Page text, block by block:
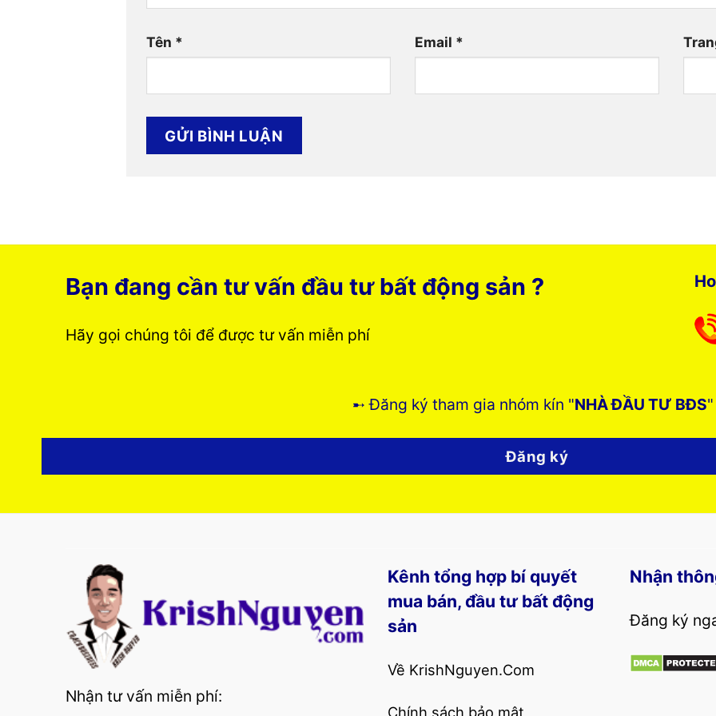
Tên * Email *
Bạn đang cần tư vấn đầu tư bất động sản ?
Hãy gọi chúng tôi để được tư vấn miễn phí
➸ Đăng ký tham gia nhóm kín "NHÀ ĐẦU TƯ BĐS
Đăng ký
Nhận tư vấn miễn phí:
Kênh tổng hợp bí quyết
mua bán, đầu tư bất động
sản
Về KrishNguyen.Com
Chính sách bảo mật
Nhận
Đăng ký